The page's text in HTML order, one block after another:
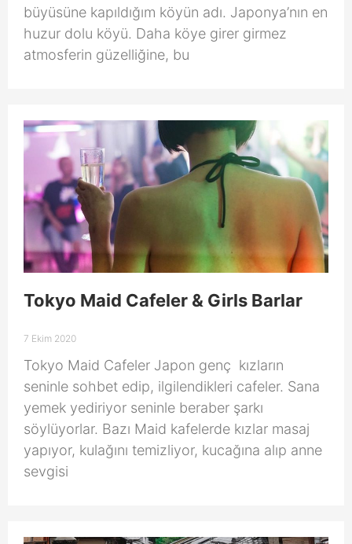
büyüsüne kapıldığım köyün adı. Japonya’nın en
huzur dolu köyü. Daha köye girer girmez
atmosferin güzelliğine, bu
Tokyo Maid Cafeler & Girls Barlar
7 Ekim 2020
Tokyo Maid Cafeler Japon genç kızların
seninle sohbet edip, ilgilendikleri cafeler. Sana
yemek yediriyor seninle beraber şarkı
söylüyorlar. Bazı Maid kafelerde kızlar masaj
yapıyor, kulağını temizliyor, kucağına alıp anne
sevgisi